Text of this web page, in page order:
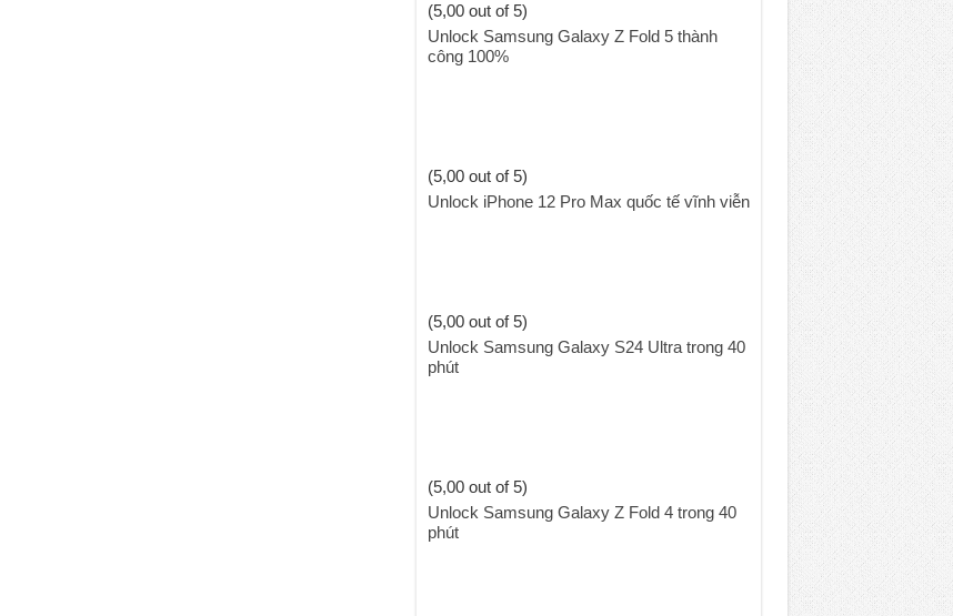
(5,00 out of 5)
Unlock Samsung Galaxy Z Fold 5 thành
công 100%
(5,00 out of 5)
Unlock iPhone 12 Pro Max quốc tế vĩnh viễn
(5,00 out of 5)
Unlock Samsung Galaxy S24 Ultra trong 40
phút
(5,00 out of 5)
Unlock Samsung Galaxy Z Fold 4 trong 40
phút